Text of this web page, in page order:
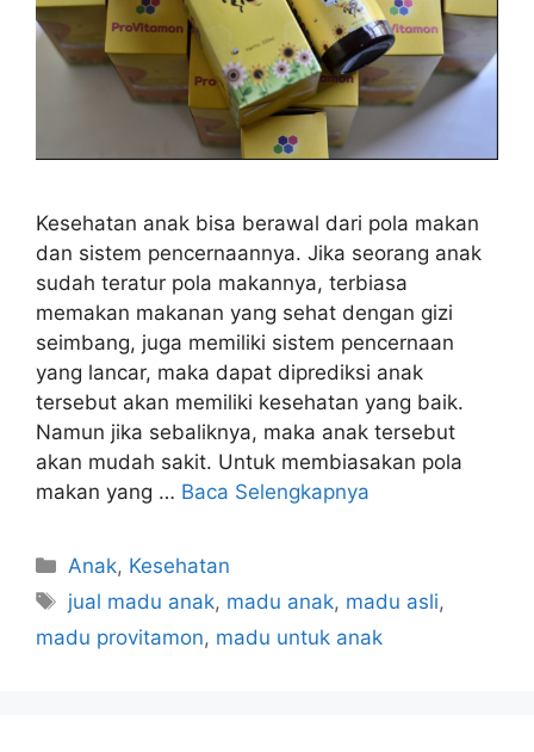
Kesehatan anak bisa berawal dari pola makan
dan sistem pencernaannya. Jika seorang anak
sudah teratur pola makannya, terbiasa
memakan makanan yang sehat dengan gizi
seimbang, juga memiliki sistem pencernaan
yang lancar, maka dapat diprediksi anak
tersebut akan memiliki kesehatan yang baik.
Namun jika sebaliknya, maka anak tersebut
akan mudah sakit. Untuk membiasakan pola
makan yang … Baca Selengkapnya
Kategori
Anak, Kesehatan
Tag
jual madu anak, madu anak, madu asli,
madu provitamon, madu untuk anak